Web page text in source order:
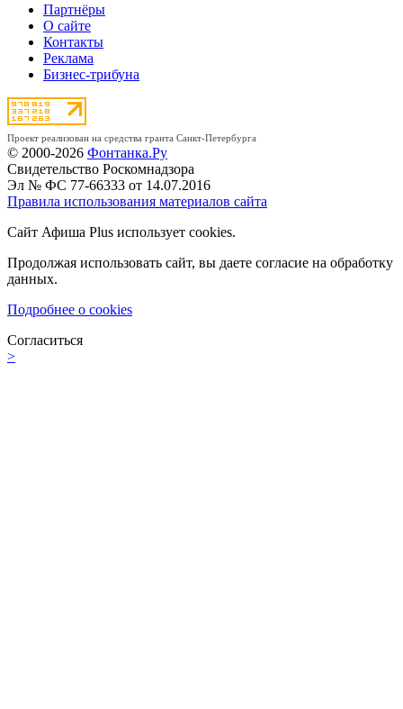
Партнёры
О сайте
Контакты
Реклама
Бизнес-трибуна
Проект реализован на средства гранта Санкт-Петербурга
© 2000-2026 Фонтанка.Ру
Свидетельство Роскомнадзора
Эл № ФС 77-66333 от 14.07.2016
Правила использования материалов сайта
Сайт Афиша Plus использует cookies.
Продолжая использовать сайт, вы даете согласие на обработку
данных.
Подробнее о cookies
Согласиться
>